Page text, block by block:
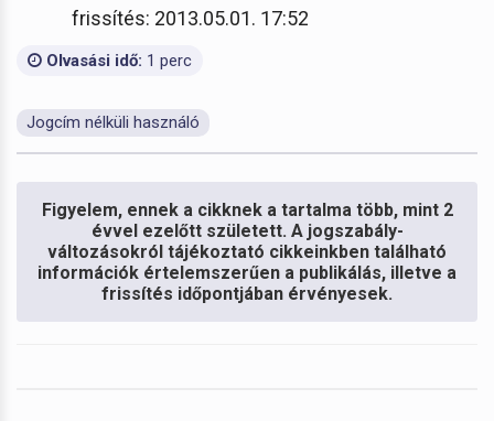
frissítés: 2013.05.01. 17:52
Olvasási idő: 1 perc
Jogcím nélküli használó
Figyelem, ennek a cikknek a tartalma több, mint 2
évvel ezelőtt született. A jogszabály-
változásokról tájékoztató cikkeinkben található
információk értelemszerűen a publikálás, illetve a
frissítés időpontjában érvényesek.